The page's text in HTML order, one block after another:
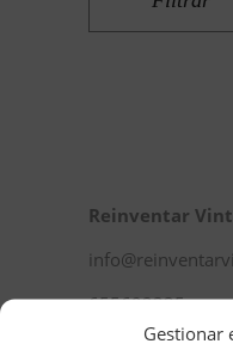
Gestionar
Reinventar
655692335